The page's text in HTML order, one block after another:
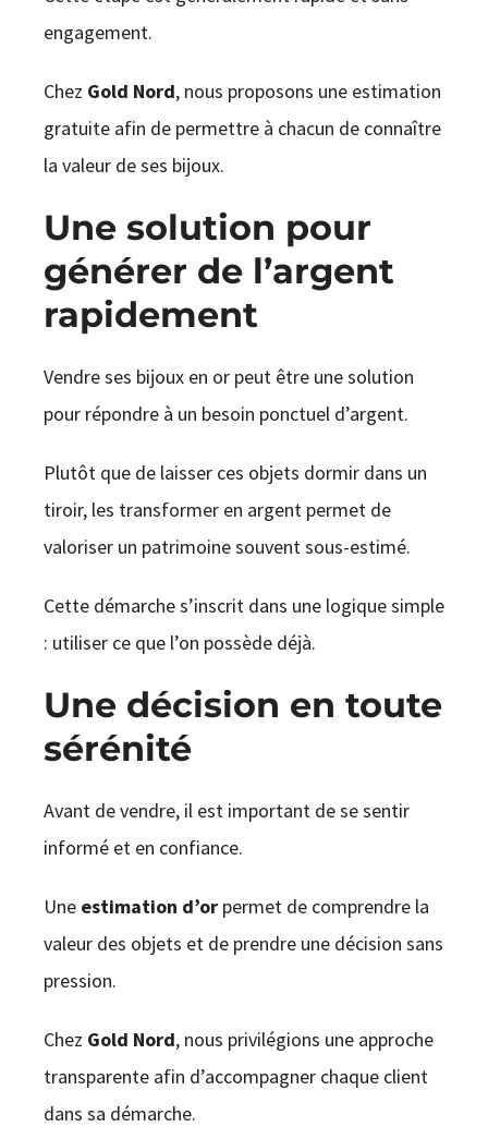
engagement.
Chez Gold Nord, nous proposons une estimation
gratuite afin de permettre à chacun de connaître
la valeur de ses bijoux.
Une solution pour
générer de l’argent
rapidement
Vendre ses bijoux en or peut être une solution
pour répondre à un besoin ponctuel d’argent.
Plutôt que de laisser ces objets dormir dans un
tiroir, les transformer en argent permet de
valoriser un patrimoine souvent sous-estimé.
Cette démarche s’inscrit dans une logique simple
: utiliser ce que l’on possède déjà.
Une décision en toute
sérénité
Avant de vendre, il est important de se sentir
informé et en confiance.
Une estimation d’orpermet de comprendre la
valeur des objets et de prendre une décision sans
pression.
Chez Gold Nord, nous privilégions une approche
transparente afin d’accompagner chaque client
dans sa démarche.